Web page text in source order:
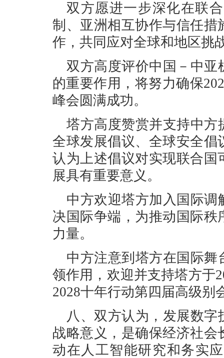
双方愿进一步深化在联
制、亚洲相互协作与信任
作，共同应对全球和地区挑
双方高度评价中国－中亚
的重要作用，将努力确保
峰会圆满成功。
塔方高度赞赏并支持中方
全球发展倡议、全球安全
认为上述倡议对实现联合
展具有重要意义。
中方欢迎塔方加入国际
决国际争端，为推动国际
力量。
中方注意到塔方在国际
领作用，欢迎并支持塔方于
2028十年行动第四届高级别
八、双方认为，发展数
战略意义，是确保经济社
动在人工智能研究和务实